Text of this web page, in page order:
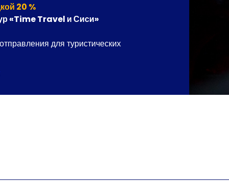
20 %
«Time Travel и Сиси»
для туристических